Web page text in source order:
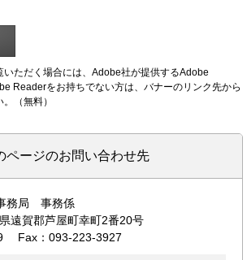
いただく場合には、Adobe社が提供するAdobe
Readerをお持ちでない方は、バナーのリンク先から
（無料）
ページのお問い合わせ先
務局 事務係
遠賀郡芦屋町幸町2番20号
Fax：093-223-3927